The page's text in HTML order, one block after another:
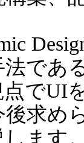
であ
でUI
求め
します